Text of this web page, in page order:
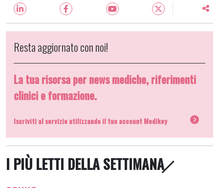
Resta aggiornato con noi!
La tua risorsa per news mediche, riferimenti
clinici e formazione.
Iscriviti al servizio utilizzando il tuo account Medikey
I PIÙ LETTI DELLA SETTIMANA